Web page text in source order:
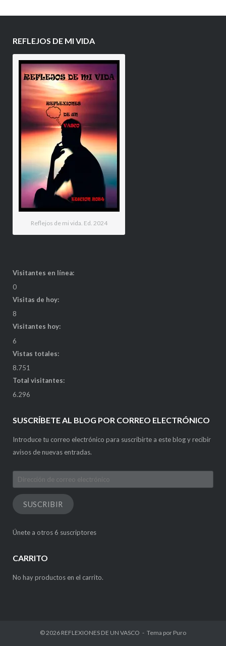
REFLEJOS DE MI VIDA
Reflejos de mi vida. Ed. 2024
Visitantes en línea:
0
Visitas de hoy:
8
Visitantes hoy:
6
Vistas totales:
8.751
Total visitantes:
6.296
SUSCRÍBETE AL BLOG POR CORREO ELECTRÓNICO
Introduce tu correo electrónico para suscribirte a este blog y recibir
avisos de nuevas entradas.
Dirección
de
correo
electrónico
SUSCRIBIR
Únete a otros 6 suscriptores
CARRITO
No hay productos en el carrito.
© 2026 REFLEXIONES DE UN VASCO Tema por Puro